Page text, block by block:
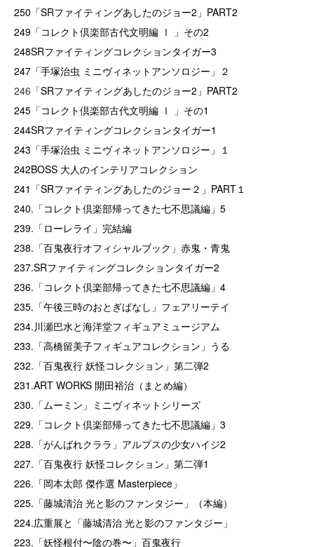
250「SRファイティングあしたのジョー2」PART2
249「コレクト倶楽部古代文明編 Ⅰ 」その2
248SRファイティングコレクションタイガー3
247「手塚治虫 ミニヴィネットアンソロジー」２
246「SRファイティングあしたのジョー2」PART2
245「コレクト倶楽部古代文明編 Ⅰ 」その1
244SRファイティングコレクションタイガー1
243「手塚治虫 ミニヴィネットアンソロジー」１
242BOSS 大人のインテリアコレクション
241「SRファイティングあしたのジョー２」PART１
240.「コレクト倶楽部帰ってきた七不思議編」5
239.「ローレライ」完結編
238.「百鬼夜行オフィシャルブック」赤鬼・青鬼
237.SRファイティングコレクションタイガー2
236.「コレクト倶楽部帰ってきた七不思議編」4
235.「午後三時のおとぎばなし」フェアリーテイ
234.川瀬巴水と海洋堂フィギュアミュージアム
233.「高橋留美子フィギュアコレクション」うる
232.「百鬼夜行 妖怪コレクション」第二弾2
231.ART WORKS 開田裕治（まとめ編）
230.「ムーミン」ミニヴィネットシリーズ
229.「コレクト倶楽部帰ってきた七不思議編」3
228.「がんばれクララ」アルプスの少女ハイジ2
227.「百鬼夜行 妖怪コレクション」第二弾1
226.「岡本太郎 傑作選 Masterpiece」
225.「藤城清治 光と影のファンタジー」（本編）
224.広重展と「藤城清治 光と影のファンタジー」
223.「妖怪根付〜陰の巻〜」百鬼夜行